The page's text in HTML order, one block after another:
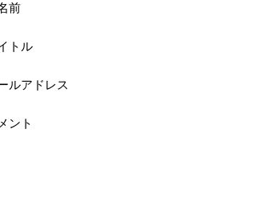
前
トル
ルアドレス
ント